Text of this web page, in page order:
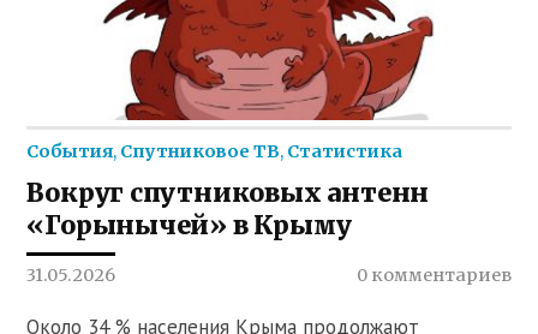
События, Спутниковое ТВ, Статистика
Вокруг спутниковых антенн
«Горынычей» в Крыму
31.05.2026 0 комментариев
Около 34 % населения Крыма продолжают